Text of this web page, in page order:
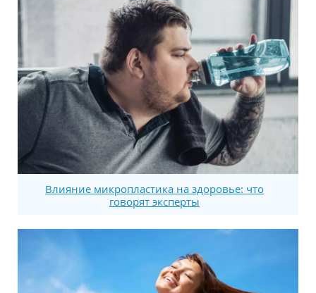
Влияние микропластика на здоровье: что
говорят эксперты